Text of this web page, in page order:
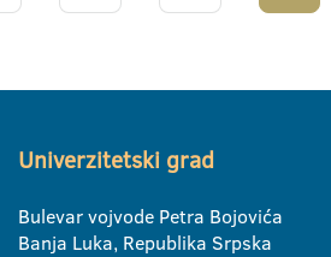
Univerzitetski grad
Bulevar vojvode Petra Bojovića
Banja Luka, Republika Srpska